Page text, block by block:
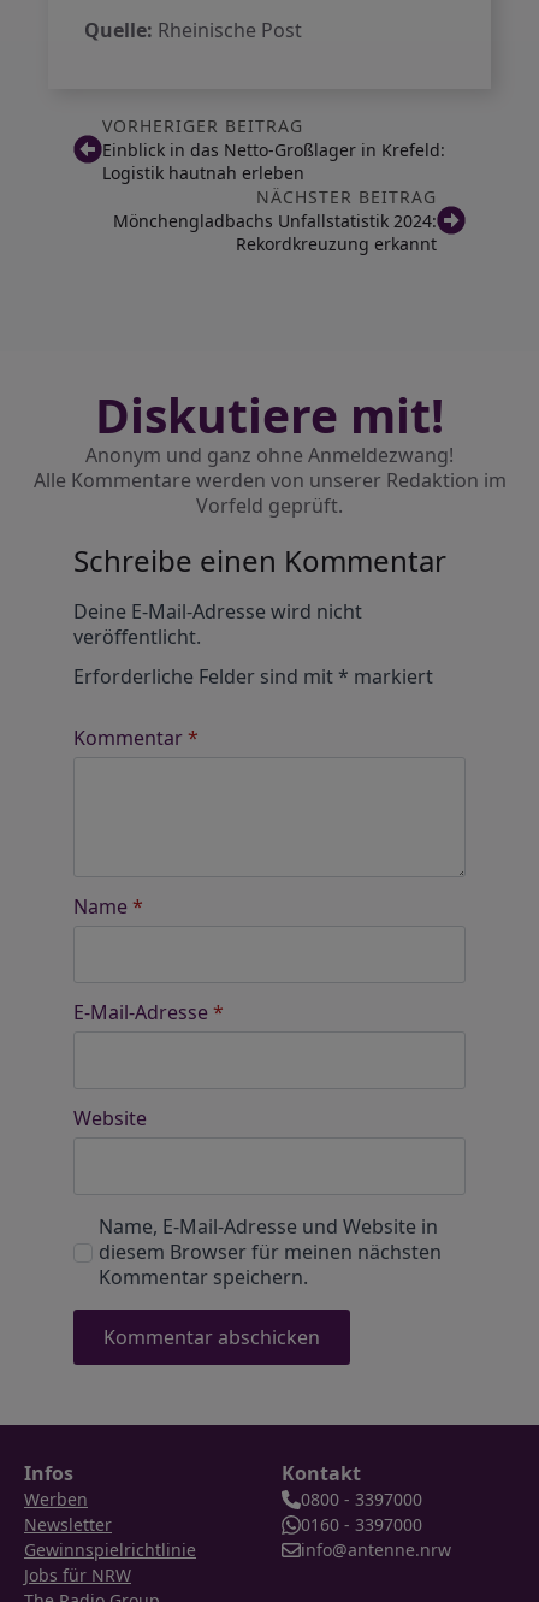
Quelle: Rheinische Post
VORHERIGER BEITRAG
Einblick in das Netto-Großlager in Krefeld:
Logistik hautnah erleben
NÄCHSTER BEITRAG
Mönchengladbachs Unfallstatistik 2024:
Rekordkreuzung erkannt
Diskutiere mit!
Anonym und ganz ohne Anmeldezwang!
Alle Kommentare werden von unserer Redaktion im
Vorfeld geprüft.
Schreibe einen Kommentar
Deine E-Mail-Adresse wird nicht
veröffentlicht.
Erforderliche Felder sind mit* markiert
Kommentar*
Name *
E-Mail-Adresse *
Website
Name, E-Mail-Adresse und Website in
diesem Browser für meinen nächsten
Kommentar speichern.
Infos
Werben
Newsletter
Gewinnspielrichtlinie
Jobs für NRW
Kontakt
0800 - 3397000
0160 - 3397000
info@antenne.nrw